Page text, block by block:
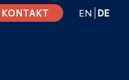
KONTAKT EN DE